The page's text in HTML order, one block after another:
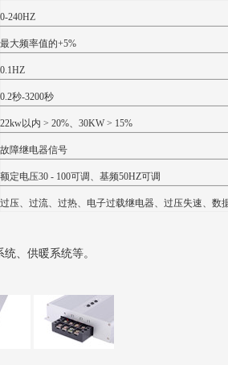
0-240HZ
最大频率值的+5%
0.1HZ
0.2秒-3200秒
22kw以内 > 20%、30KW > 15%
故障继电器信号
额定电压30 - 100可调、基频50HZ可调
过压、过流、过热、电子过载继电器、过压失速、数
、供暖系统等。